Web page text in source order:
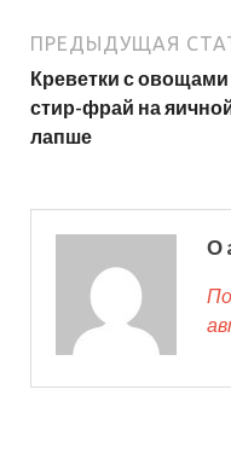
ПРЕДЫДУЩАЯ
Креветки с овощами
стир-фрай на
лапше
О